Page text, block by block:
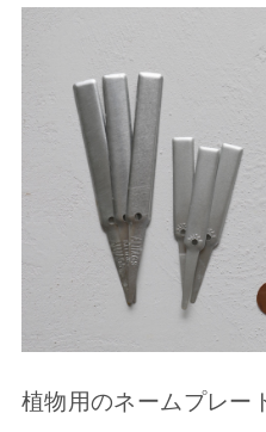
植物用のネームプレー